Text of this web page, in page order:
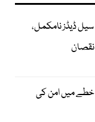
ڈیڈز نامکمل،
خطے میں امن کی